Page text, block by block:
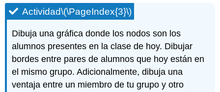
Actividad\(\PageIndex{3}\)
Dibuja una gráfica donde los nodos son los
alumnos presentes en la clase de hoy. Dibujar
bordes entre pares de alumnos que hoy están en
el mismo grupo. Adicionalmente, dibuja una
ventaja entre un miembro de tu grupo y otro